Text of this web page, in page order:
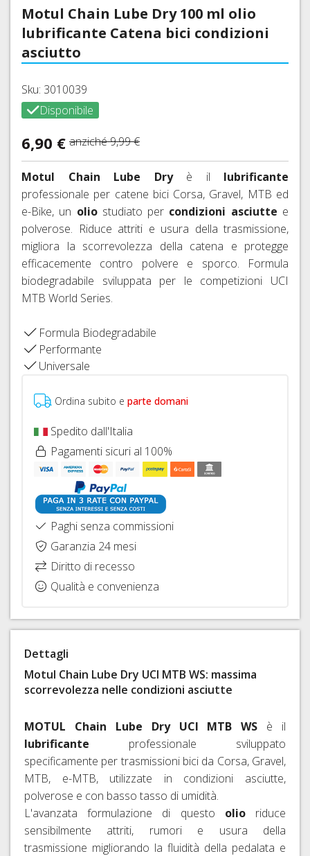
TRASFORMAZIONE
CATENE
GUARNITURE,
MOVIMENTI
CENTRALI
E
ACCESSORI
CORONE,
SPIDER,
BUSSOLE
DERAGLIATORE
E
NASTRI
27,5
TUBOLARI
E
CAMERE
CORSA,
CICLOCROSS
COPERTONI
E
27,5"
E
CAMERE
D'ARIA
29ER
SIGILLANTI
TRASFORMAZIONE
SGANCI
PASSANTI
FRENO
PASTIGLIE
AVID
FRENI
FORMULA
FRENI
HAYES
FRENI
MAGURA
ACCESSORI
FRENI
CORSA
E
MTB
TUBI
E
CARTUCCE
CO2
E
BORRACCE
E
PORTABORRACCE
PROTEZIONI
CUSTODIE
TECNICO
DOPOGARA
VITI
ACCIAIO
COLORATE
Motul Chain Lube Dry 100 ml olio
lubrificante Catena bici condizioni
asciutto
Sku: 3010039
Disponibile
6,90 € anziché9,99 €
Motul Chain Lube Dryè il lubrificante
professionale per catene bici Corsa, Gravel, MTB ed
e-Bike, un olio studiato per condizioni asciutte e
polverose. Riduce attriti e usura della trasmissione,
migliora la scorrevolezza della catena e protegge
efficacemente contro polvere e sporco. Formula
biodegradabile sviluppata per le competizioni UCI
MTB World Series.
Formula Biodegradabile
Performante
Universale
Ordina subito e parte domani
Spedito dall'Italia
Pagamenti sicuri al 100%
Paghi senza commissioni
Garanzia 24 mesi
Diritto di recesso
Qualità e convenienza
Dettagli
Motul Chain Lube Dry UCI MTB WS: massima
scorrevolezza nelle condizioni asciutte
MOTUL Chain Lube Dry UCI MTB WS è il
lubrificante professionale sviluppato
specificamente per trasmissioni bici da Corsa, Gravel,
MTB, e-MTB, utilizzate in condizioni asciutte,
polverose e con basso tasso di umidità.
L'avanzata formulazione di questo olio riduce
sensibilmente attriti, rumori e usura della
trasmissione migliorando la fluidità della pedalata e